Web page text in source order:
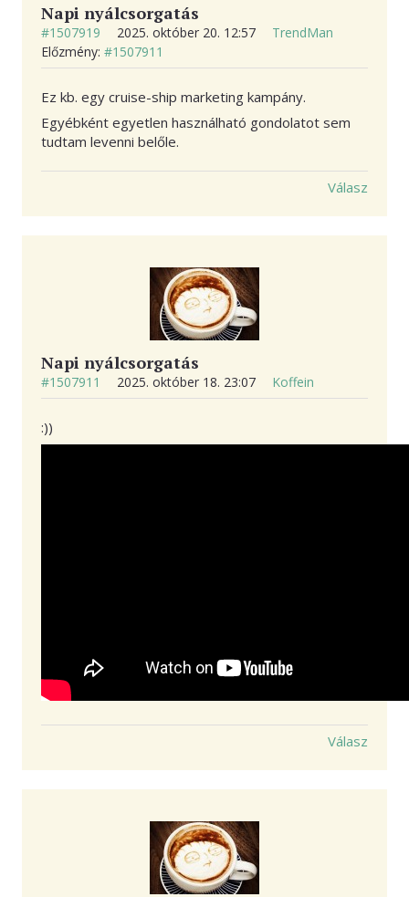
Napi nyálcsorgatás
#1507919 2025. október 20. 12:57
TrendMan
Előzmény: #1507911
Ez kb. egy cruise-ship marketing kampány.
Egyébként egyetlen használható gondolatot sem
tudtam levenni belőle.
Válasz
Napi nyálcsorgatás
#1507911 2025. október 18. 23:07 Koffein
:))
Válasz